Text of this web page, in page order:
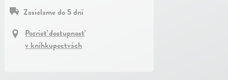
Zasielame do 5 dní
Pozrieť dostupnosť
v kníhkupectvách